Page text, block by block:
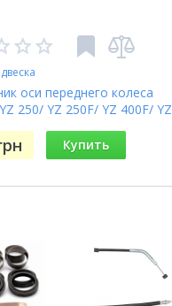
оси переднего колеса
250/ YZ 250F/ YZ 400F/ YZ
Купить